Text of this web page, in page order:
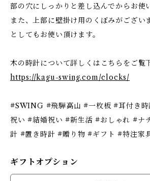
部の穴にしっかりと差し込んでからお使
また、上部に壁掛け用のくぼみがござい
としてもお使い頂けます。
木の時計について詳しくはこちらをご覧
https://kagu-swing.com/clocks/
#SWING #飛騨高山 #一枚板 #耳付き
祝い #結婚祝い #新生活 #おしゃれ #ナ
計 #置き時計 #贈り物 #ギフト #特注家
ギフトオプション